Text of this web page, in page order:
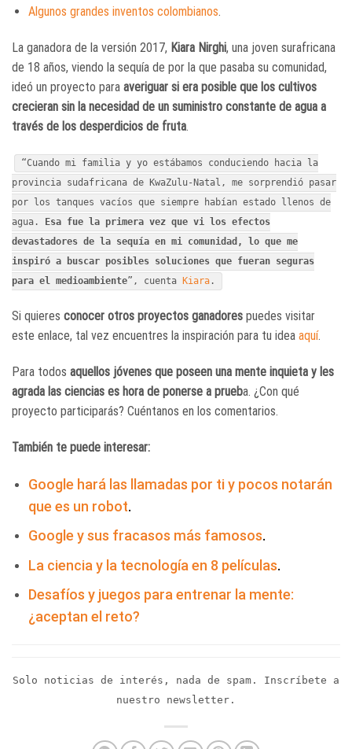
Algunos grandes inventos colombianos.
La ganadora de la versión 2017, Kiara Nirghi, una joven surafricana
de 18 años, viendo la sequía de por la que pasaba su comunidad,
ideó un proyecto para averiguar si era posible que los cultivos
crecieran sin la necesidad de un suministro constante de agua a
través de los desperdicios de fruta.
“Cuando mi familia y yo estábamos conduciendo hacia la
provincia sudafricana de KwaZulu-Natal, me sorprendió pasar
por los tanques vacíos que siempre habían estado llenos de
agua.
Esa fue la primera vez que vi los efectos
devastadores de la sequía en mi comunidad, lo que me
inspiró a buscar posibles soluciones que fueran seguras
para el medioambiente”, cuenta Kiara .
Si quieres conocer otros proyectos ganadores puedes visitar
este enlace, tal vez encuentres la inspiración para tu idea aquí.
Para todos aquellos jóvenes que poseen una mente inquieta y les
agrada las ciencias es hora de ponerse a prueba. ¿Con qué
proyecto participarás? Cuéntanos en los comentarios.
También te puede interesar:
Google hará las llamadas por ti y pocos notarán
que es un robot.
Google y sus fracasos más famosos.
La ciencia y la tecnología en 8 películas.
Desafíos y juegos para entrenar la mente:
¿aceptan el reto?
Solo noticias de interés, nada de spam. Inscríbete a
nuestro newsletter.